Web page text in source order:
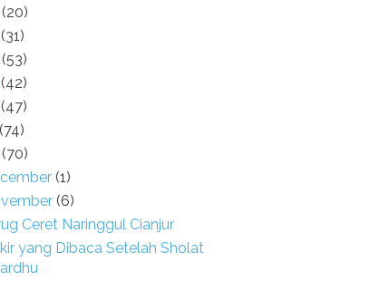
(20)
(31)
(53)
(42)
(47)
(74)
(70)
(1)
(6)
Ceret Naringgul Cianjur
yang Dibaca Setelah Sholat